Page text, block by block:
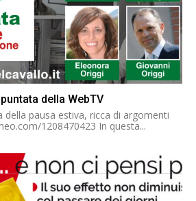
della WebTV
pausa estiva, ricca di argomenti
interessanti https://vimeo.com/1208470423 In questa...